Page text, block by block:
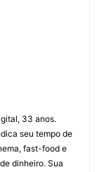
33 anos.
seu tempo de
fast-food e
dinheiro. Sua